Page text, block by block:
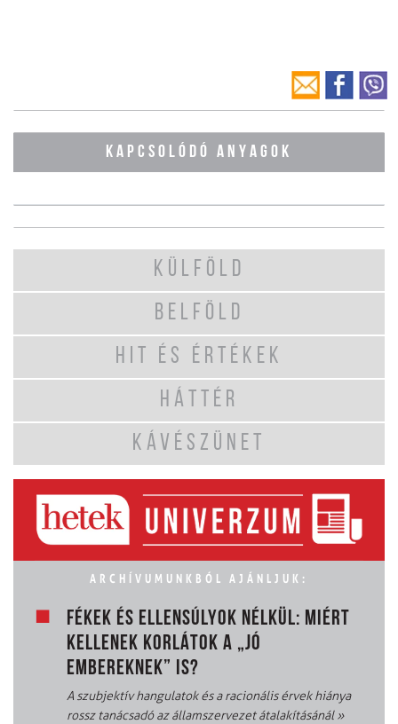
KAPCSOLÓDÓ ANYAGOK
KÜLFÖLD
BELFÖLD
HIT ÉS ÉRTÉKEK
HÁTTÉR
KÁVÉSZÜNET
ARCHÍVUMUNKBÓL AJÁNLJUK:
FÉKEK ÉS ELLENSÚLYOK NÉLKÜL: MIÉRT
KELLENEK KORLÁTOK A „JÓ
EMBEREKNEK” IS?
A szubjektív hangulatok és a racionális érvek hiánya
rossz tanácsadó az államszervezet átalakításánál»